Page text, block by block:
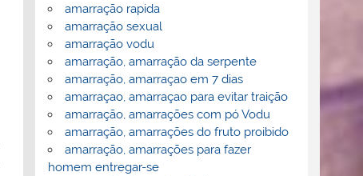
amarração rapida
amarração sexual
amarração vodu
amarração, amarração da serpente
amarração, amarraçao em 7 dias
amarraçao, amarraçao para evitar traição
amarração, amarrações com pó Vodu
amarração, amarrações do fruto proibido
amarração, amarrações para fazer
homem entregar-se